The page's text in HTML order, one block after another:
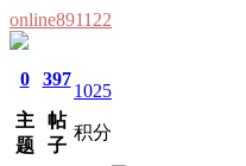
online891122
0
主
题
397
帖
子
1025
积分